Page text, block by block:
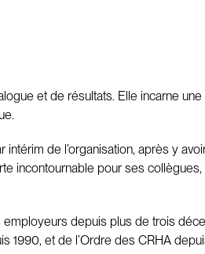
et de résultats. Elle incarne
de l’organisation, après y
incontournable pour ses
depuis plus de trois
1990, et de l’Ordre des CRHA